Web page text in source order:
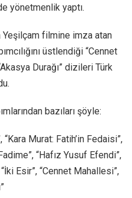
yönetmenlik yaptı.
Yeşilçam filmine imza atan
üstlendiği “Cennet
Durağı” dizileri Türk
bazıları şöyle:
“Kara Murat: Fatih’in Fedaisi”,
“Hafız Yusuf Efendi”,
Esir”, “Cennet Mahallesi”,